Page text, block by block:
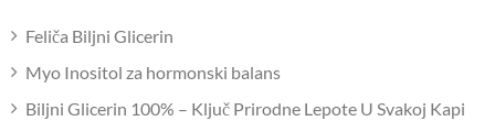
Feliča Biljni Glicerin
Myo Inositol za hormonski balans
Biljni Glicerin 100% – Ključ Prirodne Lepote U Svakoj Kapi